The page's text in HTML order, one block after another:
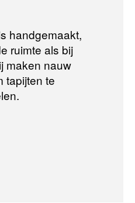
handgemaakt,
ruimte als bij
maken nauw
tapijten te